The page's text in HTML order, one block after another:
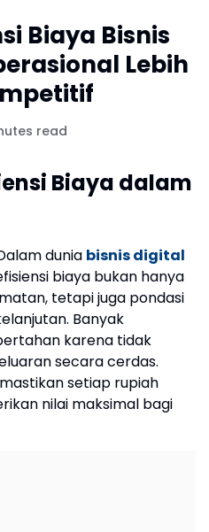
Biaya Bisnis
Lebih
read
Biaya dalam
dunia bisnis digital
biaya bukan hanya
tetapi juga pondasi
Banyak
karena tidak
secara cerdas.
setiap rupiah
nilai maksimal bagi